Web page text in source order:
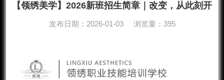
【领绣美学】2026新班招生简章｜改变，从此刻开
发布日期：2026-01-03 浏览量：395